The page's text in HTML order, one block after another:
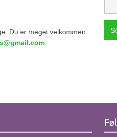
Du er meget velkommen
.